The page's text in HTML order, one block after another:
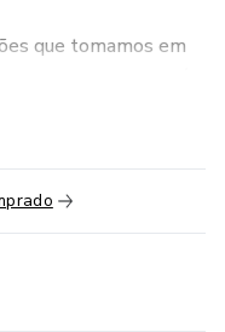
que tomamos em
padrão que você
vem contando para
Vamos juntos
sua vida.
os impactos que